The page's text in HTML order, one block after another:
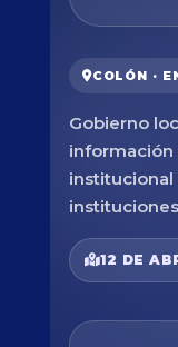
COLÓN ·
Gobierno
información
institucional
12 DE